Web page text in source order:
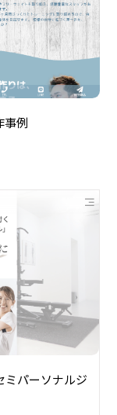
事例
ミパーソナルジ